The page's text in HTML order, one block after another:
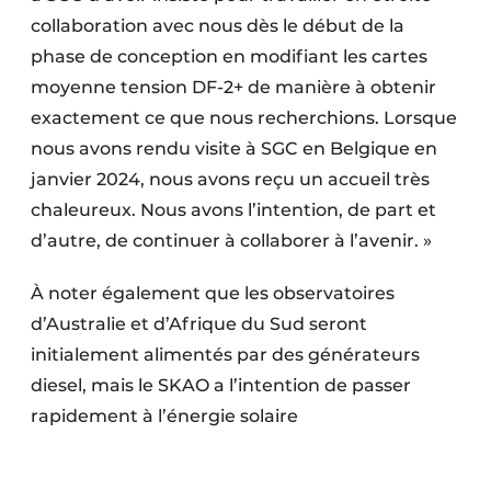
collaboration avec nous dès le début de la
phase de conception en modifiant les cartes
moyenne tension DF-2+ de manière à obtenir
exactement ce que nous recherchions. Lorsque
nous avons rendu visite à SGC en Belgique en
janvier 2024, nous avons reçu un accueil très
chaleureux. Nous avons l’intention, de part et
d’autre, de continuer à collaborer à l’avenir. »
À noter également que les observatoires
d’Australie et d’Afrique du Sud seront
initialement alimentés par des générateurs
diesel, mais le SKAO a l’intention de passer
rapidement à l’énergie solaire